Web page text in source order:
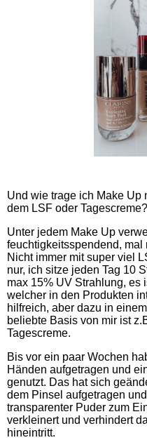
Und wie trage ich Make Up
dem LSF oder Tagescreme?
Unter jedem Make Up
feuchtigkeitsspendend,
Nicht immer mit super viel
nur, ich sitze jeden Tag 10
max 15% UV Strahlung, es
welcher in den Produkten
hilfreich, aber dazu in
beliebte Basis von mir ist
Tagescreme.
Bis vor ein paar Wochen
Händen aufgetragen und
genutzt. Das hat sich
dem Pinsel aufgetragen
transparenter Puder zum
verkleinert und verhindert
hineintritt.